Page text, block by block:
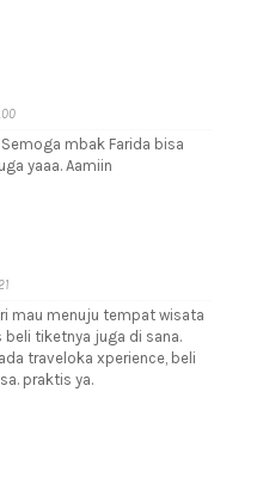
mbak Farida bisa
yaaa. Aamiin
mau menuju tempat wisata
beli tiketnya juga di sana.
traveloka xperience, beli
praktis ya.